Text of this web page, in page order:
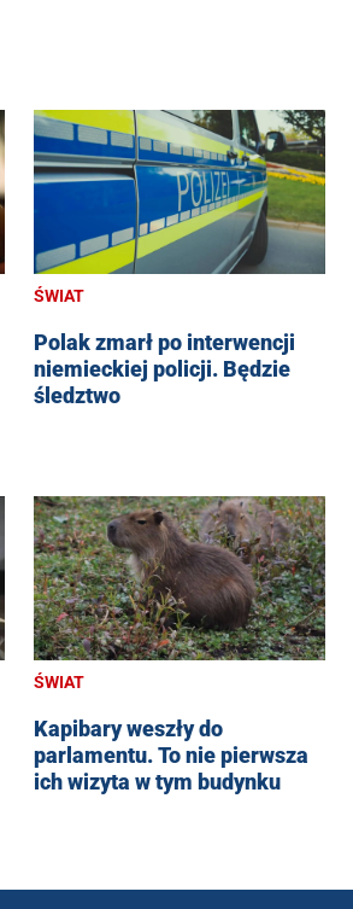
ŚWIAT
Polak zmarł po interwencji
niemieckiej policji. Będzie
śledztwo
ŚWIAT
Kapibary weszły do
parlamentu. To nie pierwsza
ich wizyta w tym budynku